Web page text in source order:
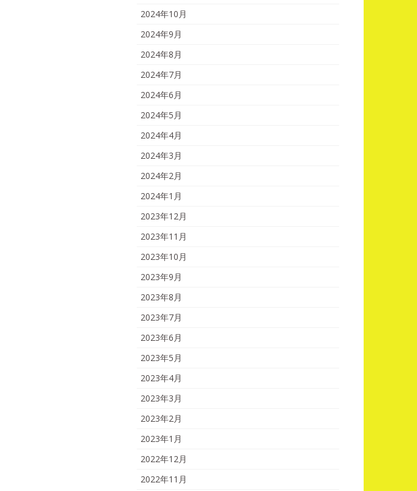
2024年10月
2024年9月
2024年8月
2024年7月
2024年6月
2024年5月
2024年4月
2024年3月
2024年2月
2024年1月
2023年12月
2023年11月
2023年10月
2023年9月
2023年8月
2023年7月
2023年6月
2023年5月
2023年4月
2023年3月
2023年2月
2023年1月
2022年12月
2022年11月